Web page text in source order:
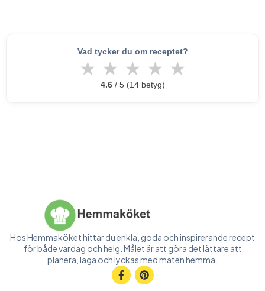
Vad tycker du om receptet?
★ ★ ★ ★ ★
4.6/ 5 (14 betyg)
Hos Hemmaköket hittar du enkla, goda och inspirerande recept
för både vardag och helg. Målet är att göra det lättare att
planera, laga och lyckas med maten hemma.